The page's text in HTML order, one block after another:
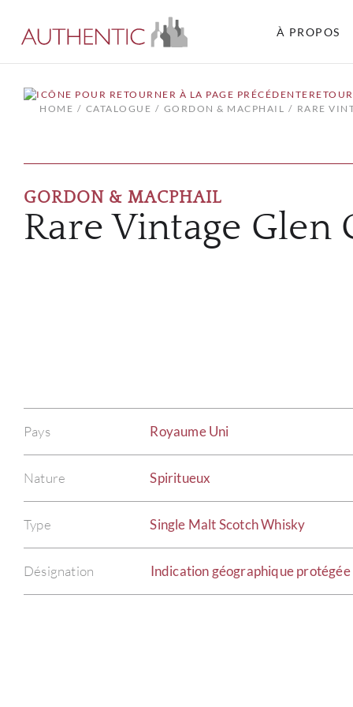
À PROPOS
HOME
CATALOGUE GORDON & MACPHAIL RARE
GORDON & MACPHAIL
Rare Vintage Glen
Pays Royaume Uni
Nature Spiritueux
Type Single Malt Scotch Whisky
Désignation Indication géographique protégée